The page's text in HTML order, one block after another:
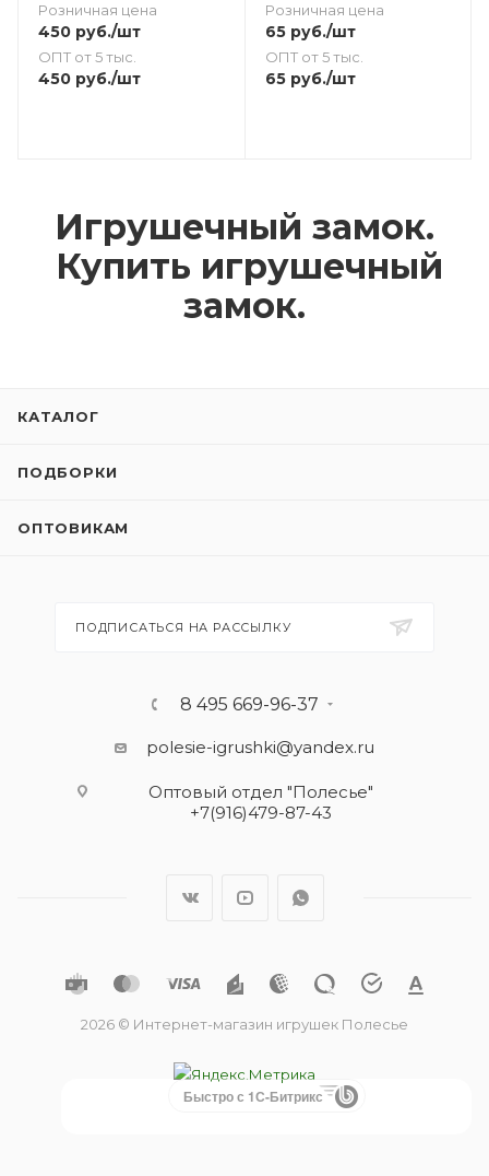
Розничная цена
450 руб./шт
ОПТ от 5 тыс.
450 руб./шт
Розничная цена
65руб./шт
ОПТ от 5 тыс.
65руб./шт
Игрушечный замок.
Купить игрушечный
замок.
КАТАЛОГ
ПОДБОРКИ
ОПТОВИКАМ
ПОДПИСАТЬСЯ НА РАССЫЛКУ
8 495 669-96-37
polesie-igrushki@yandex.ru
Оптовый отдел "Полесье"
+7(916)479-87-43
2026 © Интернет-магазин игрушек Полесье
Быстро с 1С-Битрикс